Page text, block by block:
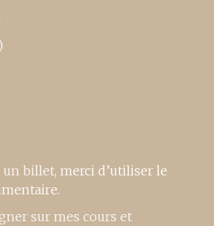
billet, merci d’utiliser le
.
sur mes cours et